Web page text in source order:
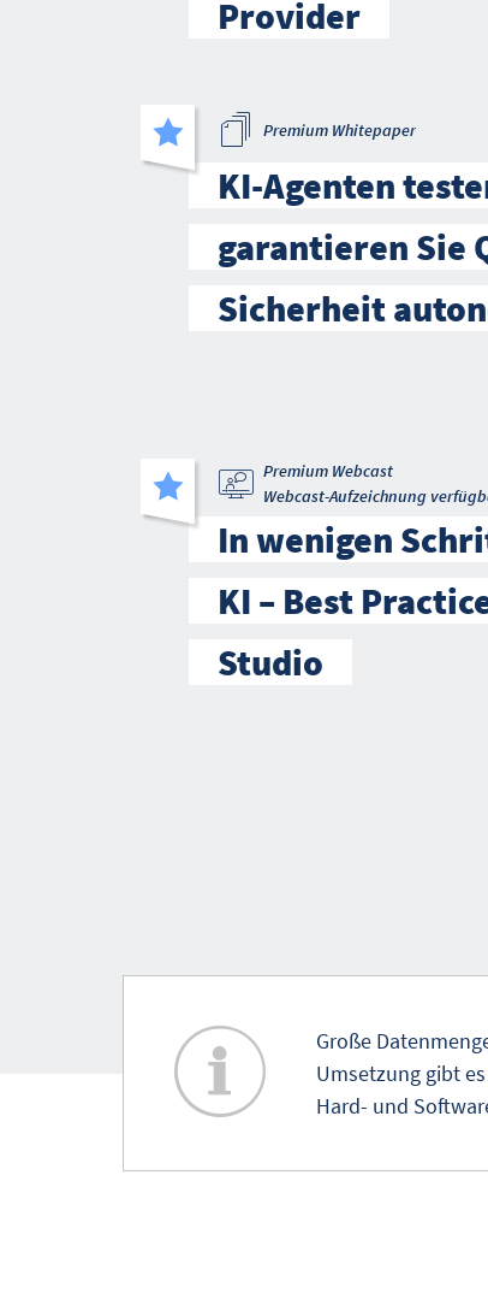
Provider
Premium Whitepaper
KI-Agenten
garantieren Sie
Sicherheit
Premium Webcast
Webcast-Aufzeichnung
In wenigen
KI – Best
Studio
Große
Umsetzung gibt
Hard- und